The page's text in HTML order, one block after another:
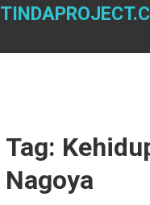
Skip
Tag:
Nagoya